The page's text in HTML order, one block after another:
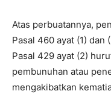
Atas perbuatannya,
Pasal 460 ayat (1) dan
Pasal 429 ayat (2)
pembunuhan atau
mengakibatkan